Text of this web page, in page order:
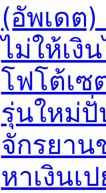
(อัพเดต)
ไม่ให้เงิ
โฟโต้เซ
รุ่นใหม่
จักรยาน
หาเงินเป